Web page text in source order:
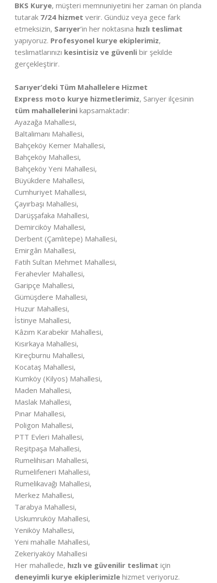
BKS Kurye, müşteri memnuniyetini her zaman ön planda
tutarak 7/24 hizmet verir. Gündüz veya gece fark
etmeksizin, Sarıyer’in her noktasına hızlı teslimat
yapıyoruz. Profesyonel kurye ekiplerimiz,
teslimatlarınızı kesintisiz ve güvenli bir şekilde
gerçekleştirir.
Sarıyer’deki Tüm Mahallelere Hizmet
Express moto kurye hizmetlerimiz, Sarıyer ilçesinin
tüm mahallelerini kapsamaktadır:
Ayazağa Mahallesi,
Baltalimanı Mahallesi,
Bahçeköy Kemer Mahallesi,
Bahçeköy Mahallesi,
Bahçeköy Yeni Mahallesi,
Büyükdere Mahallesi,
Cumhuriyet Mahallesi,
Çayırbaşı Mahallesi,
Darüşşafaka Mahallesi,
Demirciköy Mahallesi,
Derbent (Çamlıtepe) Mahallesi,
Emirgân Mahallesi,
Fatih Sultan Mehmet Mahallesi,
Ferahevler Mahallesi,
Garipçe Mahallesi,
Gümüşdere Mahallesi,
Huzur Mahallesi,
İstinye Mahallesi,
Kâzım Karabekir Mahallesi,
Kısırkaya Mahallesi,
Kireçburnu Mahallesi,
Kocataş Mahallesi,
Kumköy (Kilyos) Mahallesi,
Maden Mahallesi,
Maslak Mahallesi,
Pınar Mahallesi,
Poligon Mahallesi,
PTT Evleri Mahallesi,
Reşitpaşa Mahallesi,
Rumelihisarı Mahallesi,
Rumelifeneri Mahallesi,
Rumelikavağı Mahallesi,
Merkez Mahallesi,
Tarabya Mahallesi,
Uskumruköy Mahallesi,
Yeniköy Mahallesi,
Yeni mahalle Mahallesi,
Zekeriyaköy Mahallesi
Her mahallede, hızlı ve güvenilir teslimat için
deneyimli kurye ekiplerimizle hizmet veriyoruz.